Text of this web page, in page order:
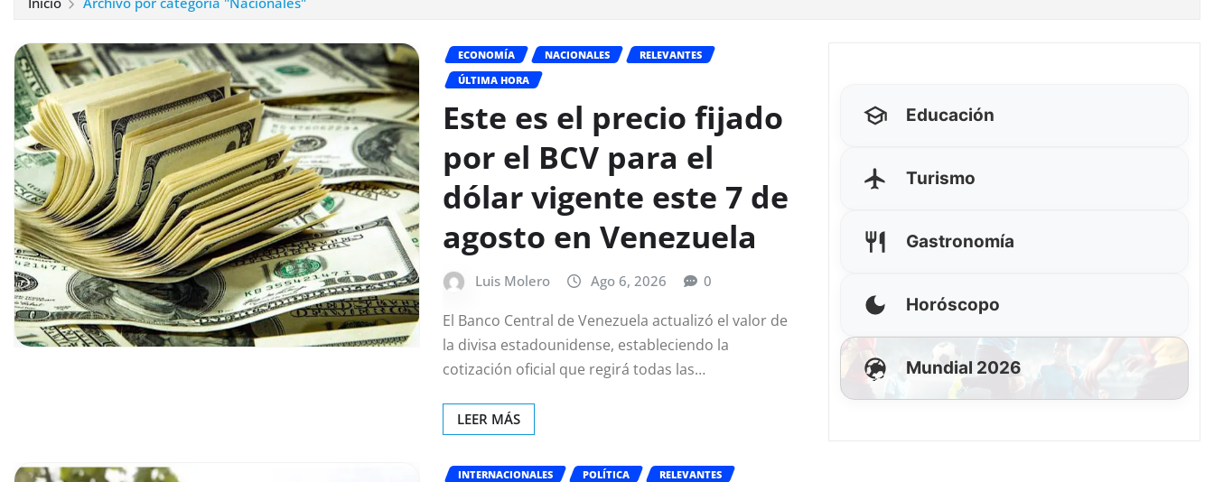
ECONOMÍA NACIONALES
RELEVANTES
ÚLTIMA HORA
Este es el precio fijado
por el BCV para el
dólar vigente este 7 de
agosto en Venezuela
Luis Molero Ago 6, 2026 0
El Banco Central de Venezuela actualizó el valor de
la divisa estadounidense, estableciendo la
cotización oficial que regirá todas las…
LEER MÁS
INTERNACIONALES POLÍTICA
RELEVANTES
Educación
Turismo
Gastronomía
Horóscopo
Mundial 2026